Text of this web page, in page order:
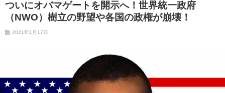
ついにオバマゲートを開示へ！世界統一政府
（NWO）樹立の野望や各国の政権が崩壊！
2021年1月17日